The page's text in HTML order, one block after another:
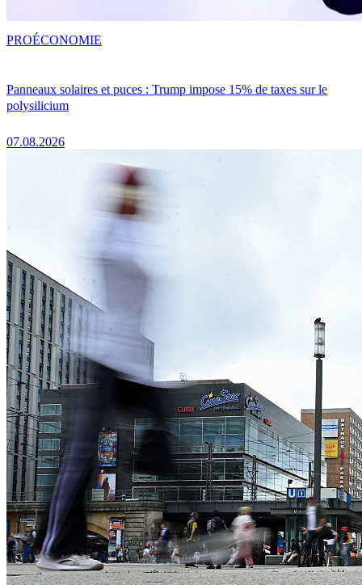
Panneaux solaires et puces : Trump impose 15% de taxes sur le
polysilicium
07.08.2026
PROÉCONOMIE